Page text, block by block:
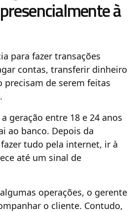
à
para fazer transações
contas, transferir dinheiro
precisam de serem feitas
geração entre 18 e 24 anos
ao banco. Depois da
tudo pela internet, ir à
até um sinal de
operações, o gerente
o cliente. Contudo,